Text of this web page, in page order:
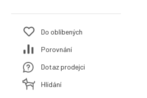
Do oblíbených
Porovnání
Dotaz prodejci
Hlídání